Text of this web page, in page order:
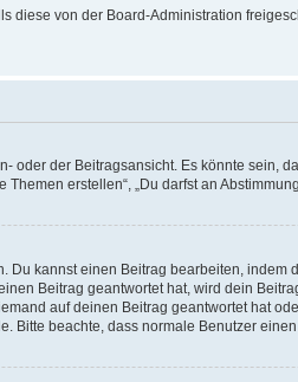
von der Board-Administration
der Beitragsansicht. Es könnte sein,
erstellen“, „Du darfst an
kannst einen Beitrag bearbeiten, indem
Beitrag geantwortet hat, wird dein
auf deinen Beitrag geantwortet hat
beachte, dass normale Benutzer